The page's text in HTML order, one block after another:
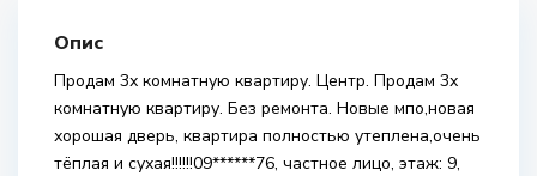
Опис
Продам 3х комнатную квартиру. Центр. Продам 3х
комнатную квартиру. Без ремонта. Новые мпо,новая
хорошая дверь, квартира полностью утеплена,очень
тёплая и сухая!!!!!!09******76, частное лицо, этаж: 9,